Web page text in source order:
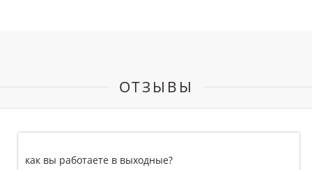
ОТЗЫВЫ
как вы работаете в выходные?